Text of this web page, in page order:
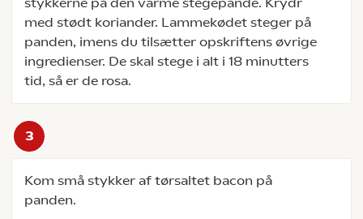
med stødt koriander. Lammekødet steger på
panden, imens du tilsætter opskriftens øvrige
ingredienser. De skal stege i alt i 18 minutters
tid, så er de rosa.
Kom små stykker af tørsaltet bacon på
panden.